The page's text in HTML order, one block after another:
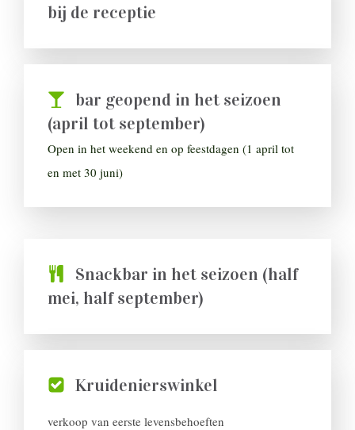
bij de receptie
bar geopend in het seizoen
(april tot september)
Open in het weekend en op feestdagen (1 april tot
en met 30 juni)
Snackbar in het seizoen (half
mei, half september)
Kruidenierswinkel
verkoop van eerste levensbehoeften